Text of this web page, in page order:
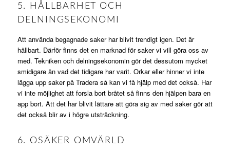
5. HÅLLBARHET OCH
DELNINGSEKONOMI
Att använda begagnade saker har blivit trendigt igen. Det är
hållbart. Därför finns det en marknad för saker vi vill göra oss av
med. Tekniken och delningsekonomin gör det dessutom mycket
smidigare än vad det tidigare har varit. Orkar eller hinner vi inte
lägga upp saker på Tradera så kan vi få hjälp med det också. Har
vi inte möjlighet att forsla bort bråtet så finns den hjälpen bara en
app bort. Att det har blivit lättare att göra sig av med saker gör att
det också blir av i högre utsträckning.
6. OSÄKER OMVÄRLD